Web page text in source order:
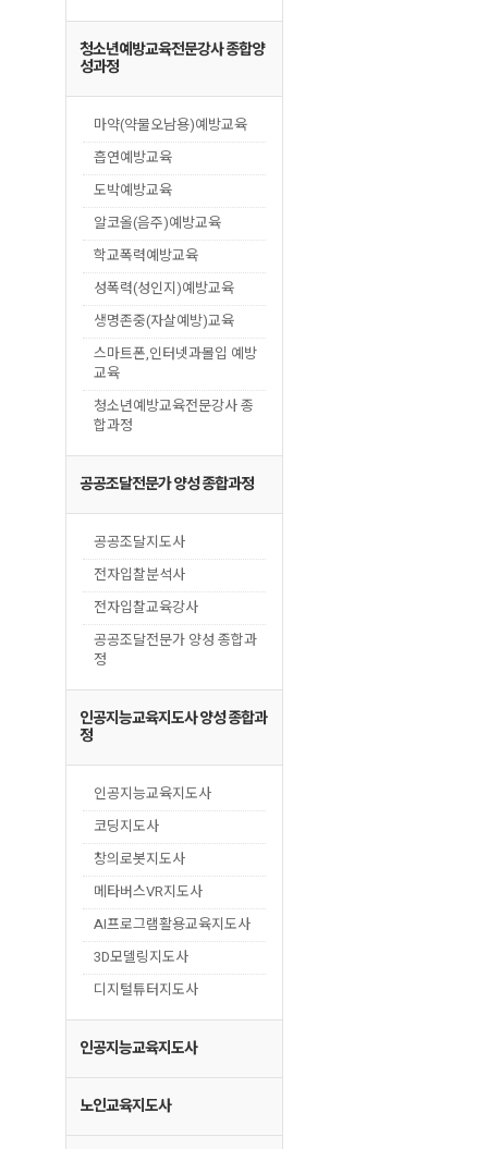
청소년예방교육전문강사 종합양
성과정
마약(약물오남용)예방교육
흡연예방교육
도박예방교육
알코올(음주)예방교육
학교폭력예방교육
성폭력(성인지)예방교육
생명존중(자살예방)교육
스마트폰,인터넷과몰입 예방
교육
청소년예방교육전문강사 종
합과정
공공조달전문가 양성 종합과정
공공조달지도사
전자입찰분석사
전자입찰교육강사
공공조달전문가 양성 종합과
정
인공지능교육지도사 양성 종합과
정
인공지능교육지도사
코딩지도사
창의로봇지도사
메타버스VR지도사
AI프로그램활용교육지도사
3D모델링지도사
디지털튜터지도사
인공지능교육지도사
노인교육지도사